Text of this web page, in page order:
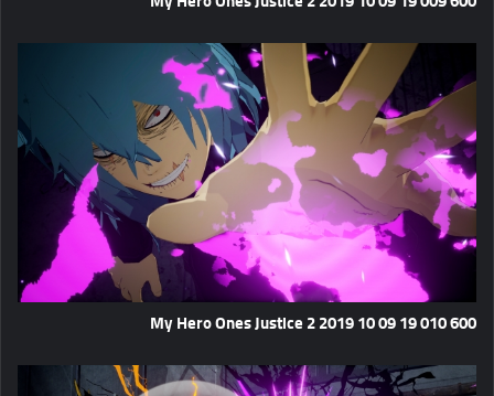
My Hero Ones Justice 2 2019 10 09 19 010 600